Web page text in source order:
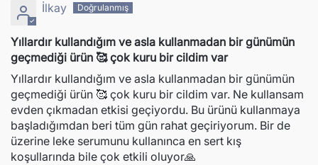
İlkay
Yıllardır kullandığım ve asla kullanmadan bir günümün
geçmediği ürün 🥰 çok kuru bir cildim var
Yıllardır kullandığım ve asla kullanmadan bir günümün
geçmediği ürün 🥰 çok kuru bir cildim var. Ne kullansam
evden çıkmadan etkisi geçiyordu. Bu ürünü kullanmaya
başladığımdan beri tüm gün rahat geçiriyorum. Bir de
üzerine leke serumunu kullanınca en sert kış
koşullarında bile çok etkili oluyor🙏